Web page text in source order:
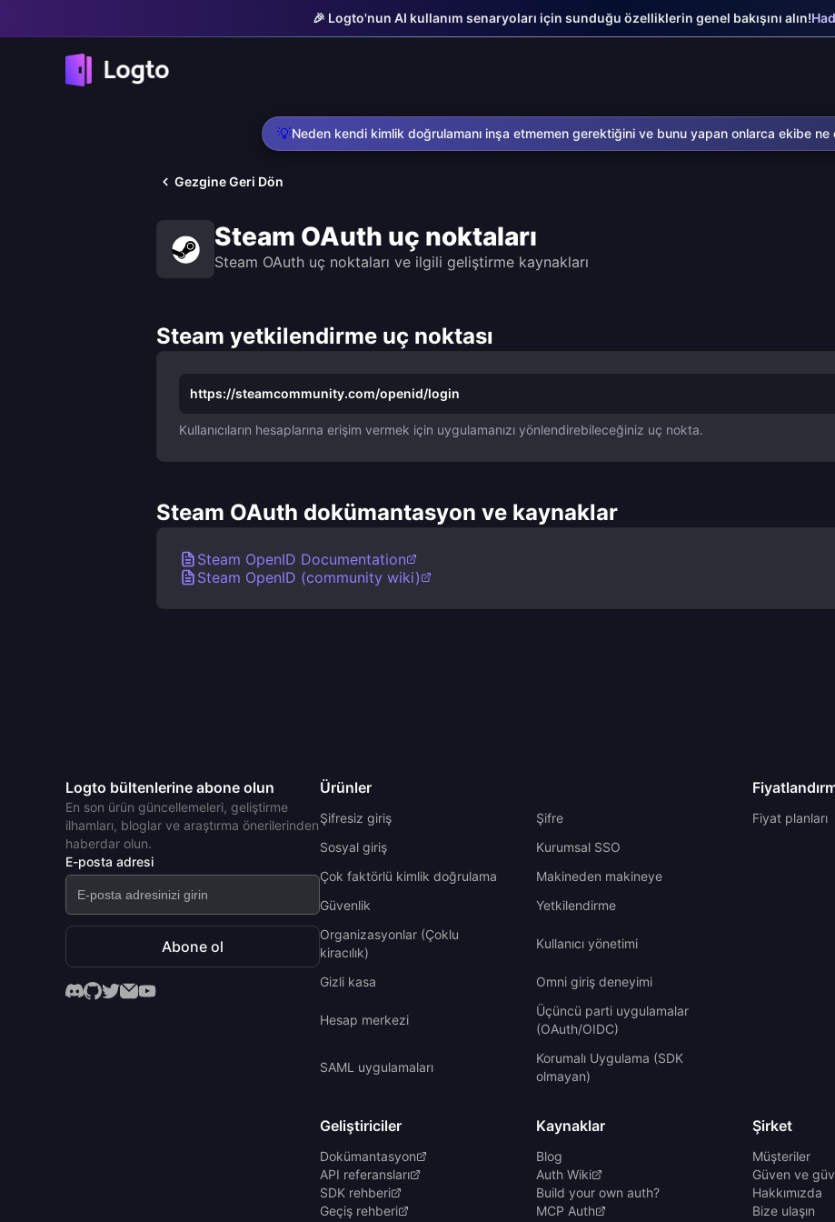
🎉 Logto'nun AI kullanım senaryoları için sunduğu özelliklerin genel bakışını alın!
💡Neden kendi kimlik doğrulamanı inşa etmemen gerektiğini ve bunu yapan onlarca ekibe ne
Gezgine Geri Dön
Steam OAuth uç noktaları
Steam OAuth uç noktaları ve ilgili geliştirme kaynakları
Steam yetkilendirme uç noktası
https://steamcommunity.com/openid/login
Kullanıcıların hesaplarına erişim vermek için uygulamanızı yönlendirebileceğiniz uç nokta.
Steam OAuth dokümantasyon ve kaynaklar
Steam OpenID Documentation
Steam OpenID (community wiki)
Logto bültenlerine abone olun
En son ürün güncellemeleri, geliştirme
ilhamları, bloglar ve araştırma önerilerinden
haberdar olun.
E-posta adresi
Abone ol
Ürünler
Şifresiz giriş
Şifre
Sosyal giriş
Kurumsal SSO
Çok faktörlü kimlik doğrulama
Makineden makineye
Güvenlik
Yetkilendirme
Organizasyonlar (Çoklu
kiracılık)
Kullanıcı yönetimi
Gizli kasa Omni giriş deneyimi
Hesap merkezi
Üçüncü parti uygulamalar
(OAuth/OIDC)
SAML uygulamaları
Korumalı Uygulama (SDK
olmayan)
Fiyat planları
Geliştiriciler
Dokümantasyon
API referansları
SDK rehberi
Geçiş rehberi
Kaynaklar
Blog
Auth Wiki
Build your own auth?
MCP Auth
Şirket
Müşteriler
Güven ve
Hakkımızda
Bize ulaşın